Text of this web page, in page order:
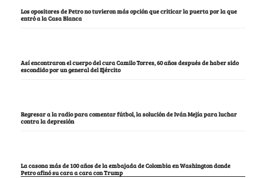
Los opositores de Petro no tuvieron más opción que criticar la puerta por la que
entró a la Casa Blanca
Así encontraron el cuerpo del cura Camilo Torres, 60 años después de haber sido
escondido por un general del Ejército
Regresar a la radio para comentar fútbol, la solución de Iván Mejía para luchar
contra la depresión
La casona más de 100 años de la embajada de Colombia en Washington donde
Petro afinó su cara a cara con Trump